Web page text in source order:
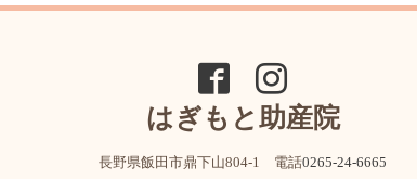
はぎもと助産院
長野県飯田市鼎下山804-1 電話0265-24-6665